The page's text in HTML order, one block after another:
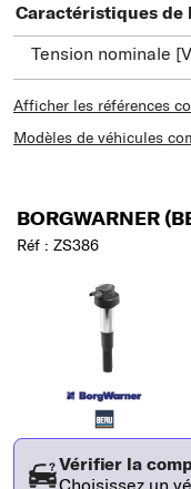
Caractéristiques
Tension nominale
Afficher les références
Modèles de véhicules
BORGWARNER
Réf : ZS386
Vérifier la
Choisissez un